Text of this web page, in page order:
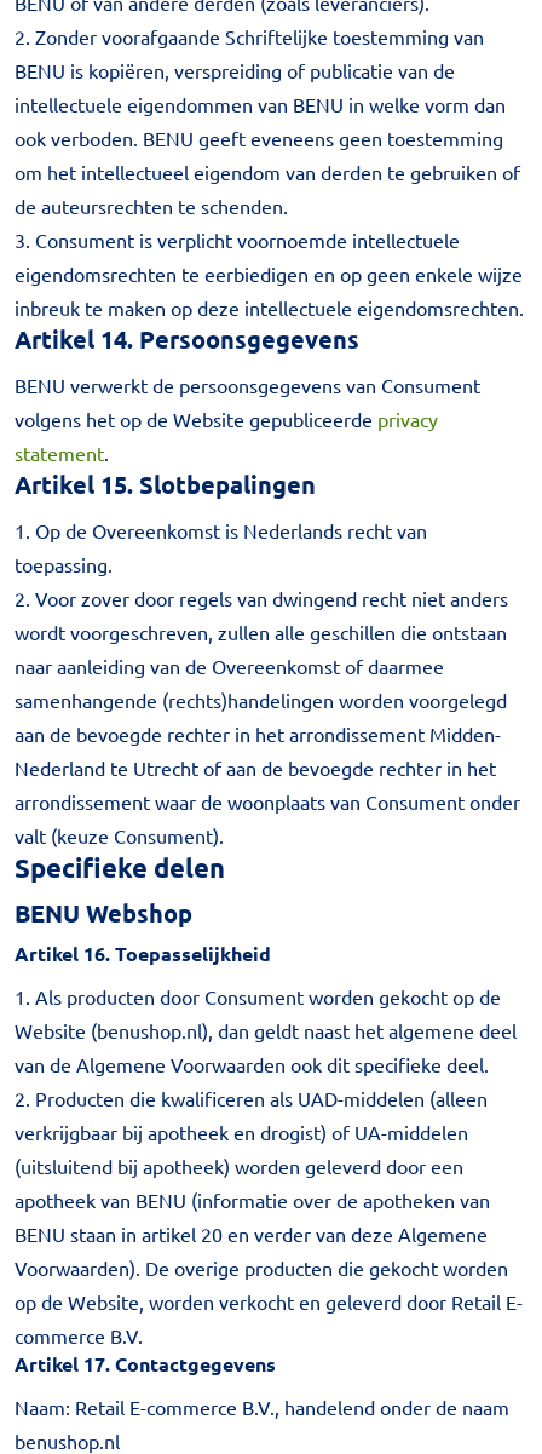
2. Zonder voorafgaande Schriftelijke toestemming van
BENU is kopiëren, verspreiding of publicatie van de
intellectuele eigendommen van BENU in welke vorm dan
ook verboden. BENU geeft eveneens geen toestemming
om het intellectueel eigendom van derden te gebruiken of
de auteursrechten te schenden.
3. Consument is verplicht voornoemde intellectuele
eigendomsrechten te eerbiedigen en op geen enkele wijze
inbreuk te maken op deze intellectuele eigendomsrechten.
Artikel 14. Persoonsgegevens
BENU verwerkt de persoonsgegevens van Consument
volgens het op de Website gepubliceerde privacy
statement.
Artikel 15. Slotbepalingen
1. Op de Overeenkomst is Nederlands recht van
toepassing.
2. Voor zover door regels van dwingend recht niet anders
wordt voorgeschreven, zullen alle geschillen die ontstaan
naar aanleiding van de Overeenkomst of daarmee
samenhangende (rechts)handelingen worden voorgelegd
aan de bevoegde rechter in het arrondissement Midden-
Nederland te Utrecht of aan de bevoegde rechter in het
arrondissement waar de woonplaats van Consument onder
valt (keuze Consument).
Specifieke delen
BENU Webshop
Artikel 16. Toepasselijkheid
1. Als producten door Consument worden gekocht op de
Website (benushop.nl), dan geldt naast het algemene deel
van de Algemene Voorwaarden ook dit specifieke deel.
2. Producten die kwalificeren als UAD-middelen (alleen
verkrijgbaar bij apotheek en drogist) of UA-middelen
(uitsluitend bij apotheek) worden geleverd door een
apotheek van BENU (informatie over de apotheken van
BENU staan in artikel 20 en verder van deze Algemene
Voorwaarden). De overige producten die gekocht worden
op de Website, worden verkocht en geleverd door Retail E-
commerce B.V.
Artikel 17. Contactgegevens
Naam: Retail E-commerce B.V., handelend onder de naam
benushop.nl